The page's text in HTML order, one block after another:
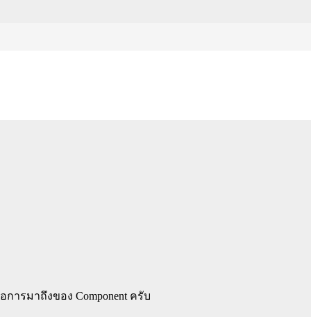
ใน Angular 1.5
ารมาถึงของ Component ครับ